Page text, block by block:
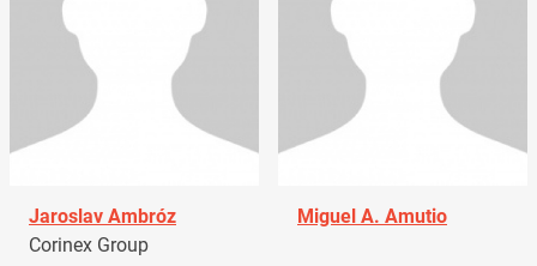
Jaroslav Ambróz
Corinex Group
Miguel A. Amutio